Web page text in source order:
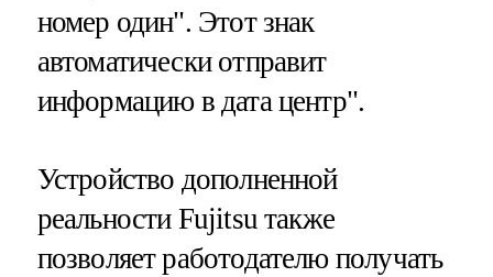
номер один". Этот знак
автоматически отправит
информацию в дата центр".
Устройство дополненной
реальности Fujitsu также
позволяет работодателю получать